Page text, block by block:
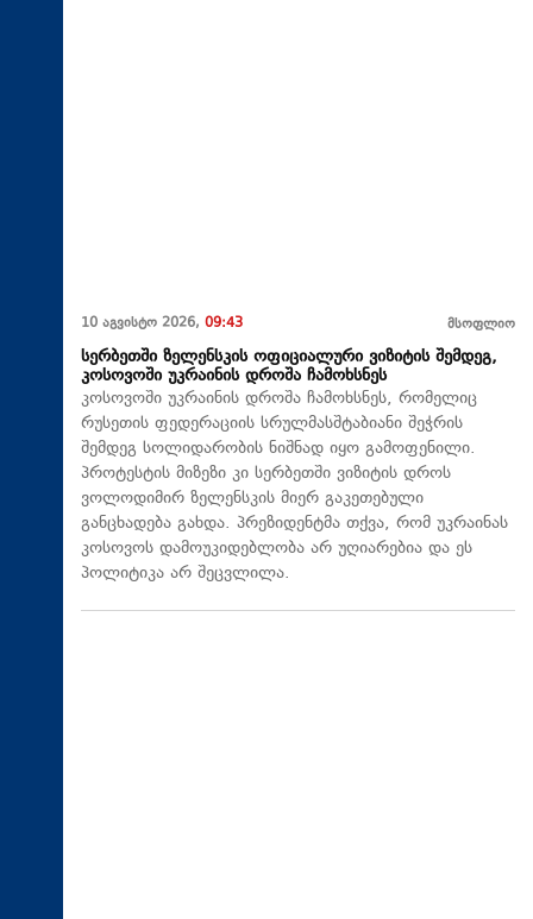
10 აგვისტო 2026, 09:43 მსოფლიო
სერბეთში ზელენსკის ოფიციალური ვიზიტის შემდეგ,
კოსოვოში უკრაინის დროშა ჩამოხსნეს
კოსოვოში უკრაინის დროშა ჩამოხსნეს, რომელიც
რუსეთის ფედერაციის სრულმასშტაბიანი შეჭრის
შემდეგ სოლიდარობის ნიშნად იყო გამოფენილი.
პროტესტის მიზეზი კი სერბეთში ვიზიტის დროს
ვოლოდიმირ ზელენსკის მიერ გაკეთებული
განცხადება გახდა. პრეზიდენტმა თქვა, რომ უკრაინას
კოსოვოს დამოუკიდებლობა არ უღიარებია და ეს
პოლიტიკა არ შეცვლილა.